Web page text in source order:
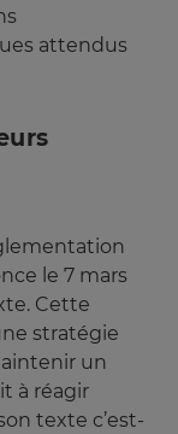
attendus
le 7 mars
Cette
stratégie
un
à réagir
texte c’est-